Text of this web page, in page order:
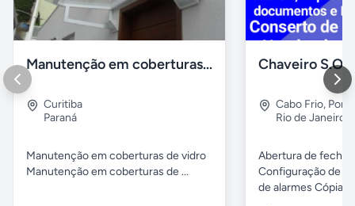
Manutenção em coberturas de vidro e policarbonato
Curitiba
Paraná
Manutenção em coberturas de vidro
Manutenção em coberturas de ...
Cabo Frio,
Rio de Janeiro
Abertura de
Configuração de
de alarmes